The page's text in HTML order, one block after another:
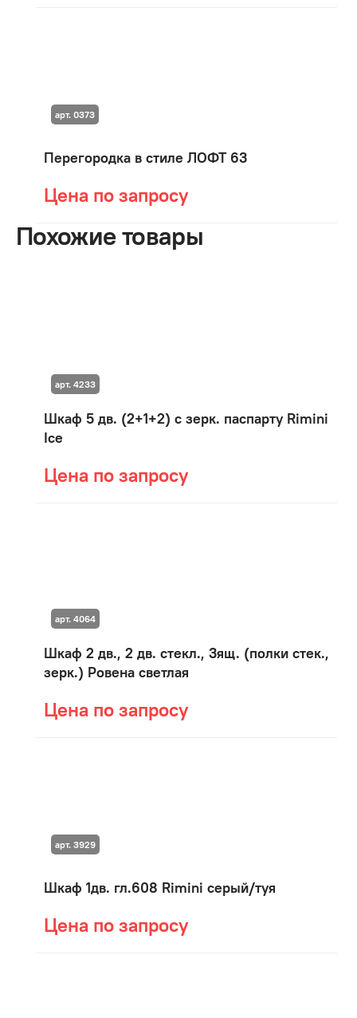
Перегородка в стиле ЛОФТ 63
Цена по запросу
арт. 0373
Похожие товары
Шкаф 5 дв. (2+1+2) с зерк. паспарту Rimini
Ice
Цена по запросу
арт. 4233
Шкаф 2 дв., 2 дв. стекл., 3ящ. (полки стек.,
зерк.) Ровена светлая
Цена по запросу
арт. 4064
Шкаф 1дв. гл.608 Rimini серый/туя
Цена по запросу
арт. 3929